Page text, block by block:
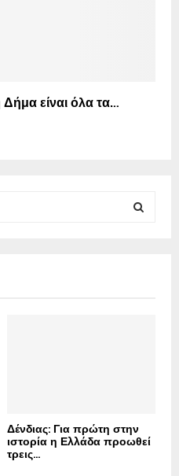
είναι όλα τα…
Δένδιας: Για πρώτη στην
ιστορία η Ελλάδα προωθεί
τρεις...